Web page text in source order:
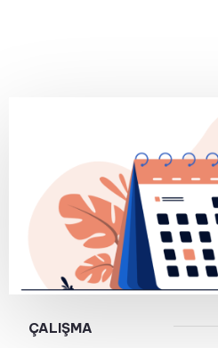
ÇALIŞMA